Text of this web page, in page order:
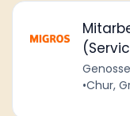
•Chur,